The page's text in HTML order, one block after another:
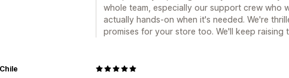
whole team, especially our support crew who
actually hands-on when it's needed. We're
promises for your store too. We'll keep raising